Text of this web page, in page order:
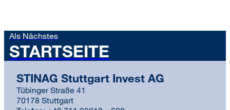
Als Nächstes
STARTSEITE
STINAG Stuttgart Invest AG
Tübinger Straße 41
70178 Stuttgart